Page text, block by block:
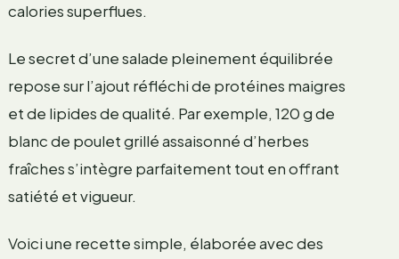
calories superflues.
Le secret d’une salade pleinement équilibrée
repose sur l’ajout réfléchi de protéines maigres
et de lipides de qualité. Par exemple, 120 g de
blanc de poulet grillé assaisonné d’herbes
fraîches s’intègre parfaitement tout en offrant
satiété et vigueur.
Voici une recette simple, élaborée avec des